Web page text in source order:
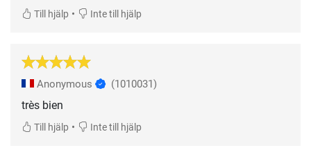
Till hjälp • Inte till hjälp
Anonymous (1010031)
très bien
Till hjälp • Inte till hjälp